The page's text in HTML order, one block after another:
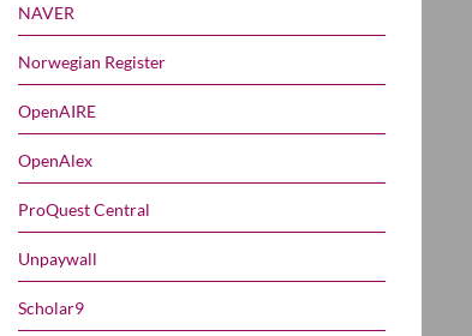
NAVER
Norwegian Register
OpenAIRE
OpenAlex
ProQuest Central
Unpaywall
Scholar9